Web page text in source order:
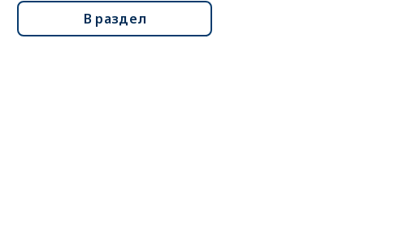
В раздел